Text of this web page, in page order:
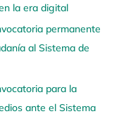
la era digital
permanente
al Sistema de
para la
ante el Sistema